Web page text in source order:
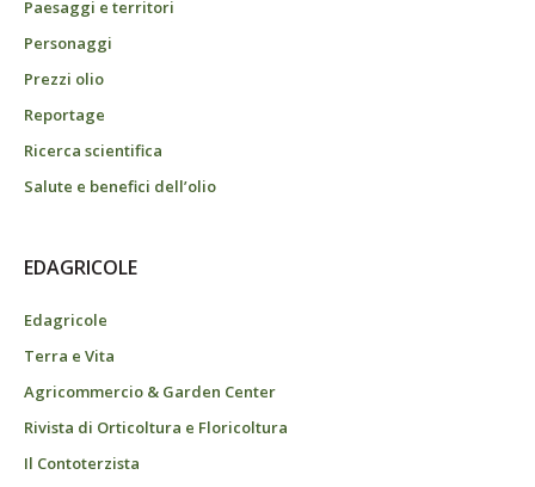
Paesaggi e territori
Personaggi
Prezzi olio
Reportage
Ricerca scientifica
Salute e benefici dell’olio
EDAGRICOLE
Edagricole
Terra e Vita
Agricommercio & Garden Center
Rivista di Orticoltura e Floricoltura
Il Contoterzista